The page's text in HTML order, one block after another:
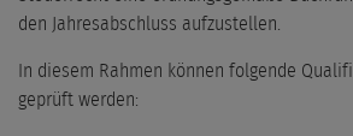
den Jahresabschluss aufzustellen.
In diesem Rahmen können folgende
geprüft werden: